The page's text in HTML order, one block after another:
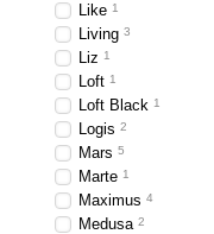
Like 1
Living 3
Liz 1
Loft 1
Loft Black 1
Logis 2
Mars 5
Marte 1
Maximus 4
Medusa 2